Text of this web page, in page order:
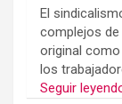
El
complejos
original
los
Seguir